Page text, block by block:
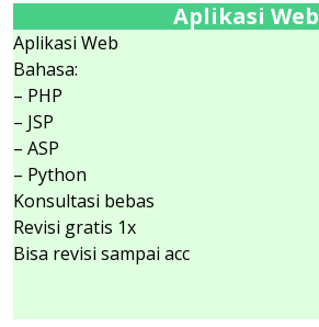
Aplikasi Web
Aplikasi Web
Bahasa:
– PHP
– JSP
– ASP
– Python
Konsultasi bebas
Revisi gratis 1x
Bisa revisi sampai acc